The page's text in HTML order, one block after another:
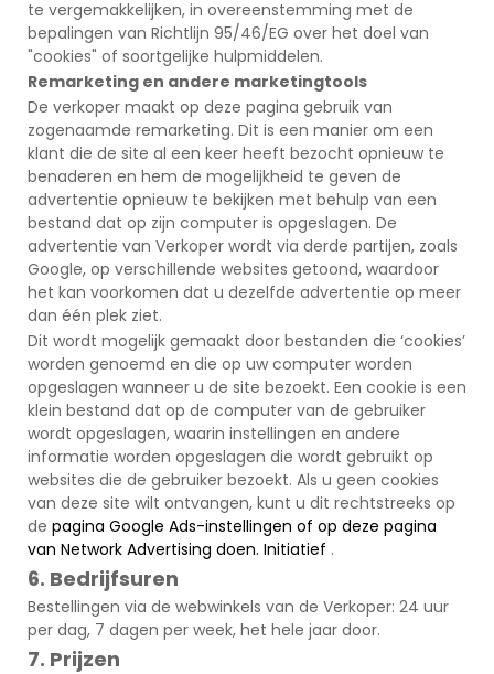
te vergemakkelijken, in overeenstemming met de
bepalingen van Richtlijn 95/46/EG over het doel van
"cookies" of soortgelijke hulpmiddelen.
Remarketing en andere marketingtools
De verkoper maakt op deze pagina gebruik van
zogenaamde remarketing. Dit is een manier om een
klant die de site al een keer heeft bezocht opnieuw te
benaderen en hem de mogelijkheid te geven de
advertentie opnieuw te bekijken met behulp van een
bestand dat op zijn computer is opgeslagen. De
advertentie van Verkoper wordt via derde partijen, zoals
Google, op verschillende websites getoond, waardoor
het kan voorkomen dat u dezelfde advertentie op meer
dan één plek ziet.
Dit wordt mogelijk gemaakt door bestanden die ‘cookies’
worden genoemd en die op uw computer worden
opgeslagen wanneer u de site bezoekt. Een cookie is een
klein bestand dat op de computer van de gebruiker
wordt opgeslagen, waarin instellingen en andere
informatie worden opgeslagen die wordt gebruikt op
websites die de gebruiker bezoekt. Als u geen cookies
van deze site wilt ontvangen, kunt u dit rechtstreeks op
de pagina Google Ads-instellingen of op deze pagina
van Network Advertising doen. Initiatief .
6. Bedrijfsuren
Bestellingen via de webwinkels van de Verkoper: 24 uur
per dag, 7 dagen per week, het hele jaar door.
7. Prijzen